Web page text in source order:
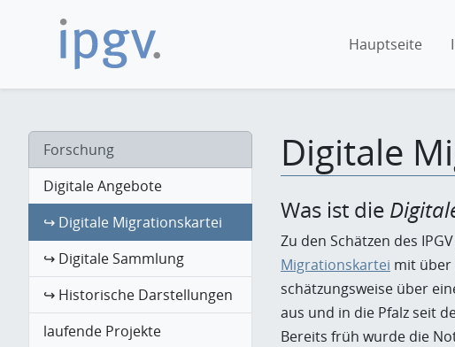
Hauptseite
Forschung
Digitale Angebote
↪ Digitale Migrationskartei
↪ Digitale Sammlung
↪ Historische Darstellungen
laufende Projekte
Digitale
Was ist die
Zu den Schätzen des
Migrationskartei mit über
schätzungsweise über
aus und in die Pfalz seit
Bereits früh wurde die